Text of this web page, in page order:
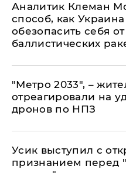
Аналитик Клеман
способ, как
обезопасить себя
баллистических
"Метро 2033", –
отреагировали на
дронов по НПЗ
Усик выступил с
признанием перед